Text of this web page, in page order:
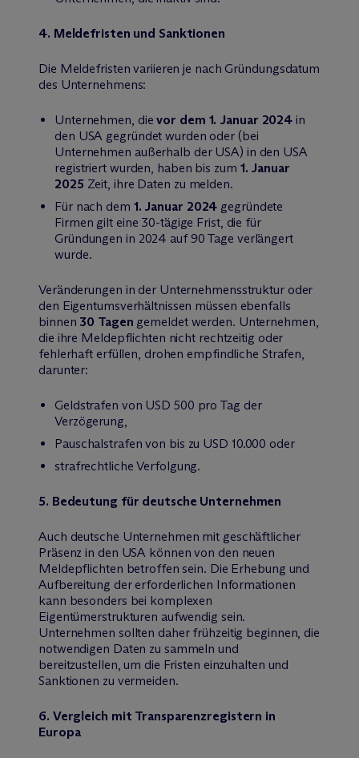
4. Meldefristen und Sanktionen
Die Meldefristen variieren je nach Gründungsdatum
des Unternehmens:
Unternehmen, dievor dem 1. Januar 2024 in
den USA gegründet wurden oder (bei
Unternehmen außerhalb der USA) in den USA
registriert wurden, haben bis zum 1. Januar
2025 Zeit, ihre Daten zu melden.
Für nach dem 1. Januar 2024 gegründete
Firmen gilt eine 30-tägige Frist, die für
Gründungen in 2024 auf 90 Tage verlängert
wurde.
Veränderungen in der Unternehmensstruktur oder
den Eigentumsverhältnissen müssen ebenfalls
binnen 30 Tagen gemeldet werden. Unternehmen,
die ihre Meldepflichten nicht rechtzeitig oder
fehlerhaft erfüllen, drohen empfindliche Strafen,
darunter:
Geldstrafen von USD 500 pro Tag der
Verzögerung,
Pauschalstrafen von bis zu USD 10.000 oder
strafrechtliche Verfolgung.
5. Bedeutung für deutsche Unternehmen
Auch deutsche Unternehmen mit geschäftlicher
Präsenz in den USA können von den neuen
Meldepflichten betroffen sein. Die Erhebung und
Aufbereitung der erforderlichen Informationen
kann besonders bei komplexen
Eigentümerstrukturen aufwendig sein.
Unternehmen sollten daher frühzeitig beginnen, die
notwendigen Daten zu sammeln und
bereitzustellen, um die Fristen einzuhalten und
Sanktionen zu vermeiden.
6. Vergleich mit Transparenzregistern in
Europa